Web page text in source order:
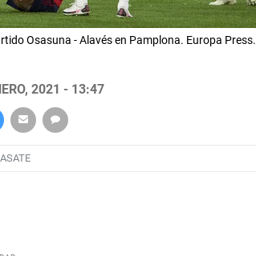
Osasuna - Alavés en Pamplona. Europa Press.
2021 - 13:47